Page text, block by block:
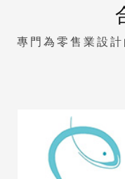
專門為零售業設